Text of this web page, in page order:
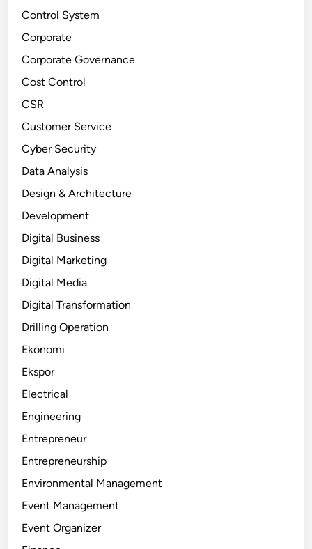
Control System
Corporate
Corporate Governance
Cost Control
CSR
Customer Service
Cyber Security
Data Analysis
Design & Architecture
Development
Digital Business
Digital Marketing
Digital Media
Digital Transformation
Drilling Operation
Ekonomi
Ekspor
Electrical
Engineering
Entrepreneur
Entrepreneurship
Environmental Management
Event Management
Event Organizer